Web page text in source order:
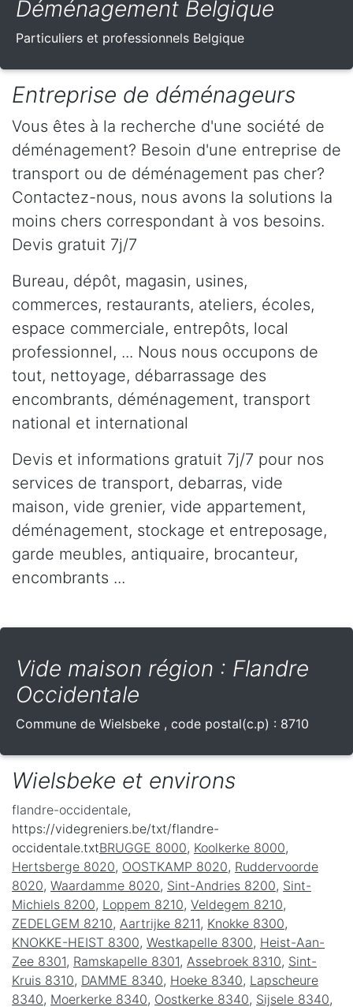
Déménagement Belgique
Particuliers et professionnels Belgique
Entreprise de déménageurs
Vous êtes à la recherche d'une société de
déménagement? Besoin d'une entreprise de
transport ou de déménagement pas cher?
Contactez-nous, nous avons la solutions la
moins chers correspondant à vos besoins.
Devis gratuit 7j/7
Bureau, dépôt, magasin, usines,
commerces, restaurants, ateliers, écoles,
espace commerciale, entrepôts, local
professionnel, ... Nous nous occupons de
tout, nettoyage, débarrassage des
encombrants, déménagement, transport
national et international
Devis et informations gratuit 7j/7 pour nos
services de transport, debarras, vide
maison, vide grenier, vide appartement,
déménagement, stockage et entreposage,
garde meubles, antiquaire, brocanteur,
encombrants ...
Vide maison région : Flandre
Occidentale
Commune de Wielsbeke , code postal(c.p) : 8710
Wielsbeke et environs
flandre-occidentale,
https://videgreniers.be/txt/flandre-
occidentale.txtBRUGGE 8000, Koolkerke 8000,
Hertsberge 8020, OOSTKAMP 8020, Ruddervoorde
8020, Waardamme 8020, Sint-Andries 8200, Sint-
Michiels 8200, Loppem 8210, Veldegem 8210,
ZEDELGEM 8210, Aartrijke 8211, Knokke 8300,
KNOKKE-HEIST 8300, Westkapelle 8300, Heist-Aan-
Zee 8301, Ramskapelle 8301, Assebroek 8310, Sint-
Kruis 8310, DAMME 8340, Hoeke 8340, Lapscheure
8340, Moerkerke 8340, Oostkerke 8340, Sijsele 8340,